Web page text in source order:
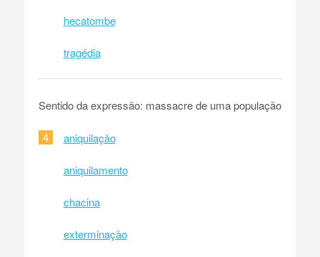
hecatombe
tragédia
Sentido da expressão: massacre de uma população
4 aniquilação
aniquilamento
chacina
exterminação